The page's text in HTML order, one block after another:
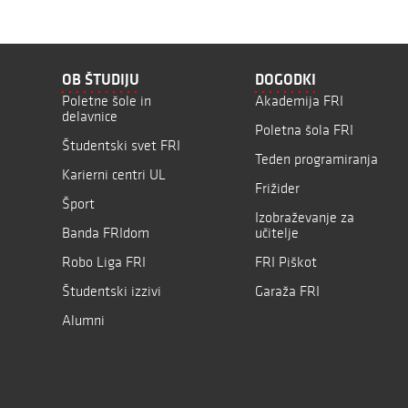
OB ŠTUDIJU
Poletne šole in
delavnice
Študentski svet FRI
Karierni centri UL
Šport
Banda FRIdom
Robo Liga FRI
Študentski izzivi
Alumni
DOGODKI
Akademija FRI
Poletna šola FRI
Teden programiranja
Frižider
Izobraževanje za
učitelje
FRI Piškot
Garaža FRI